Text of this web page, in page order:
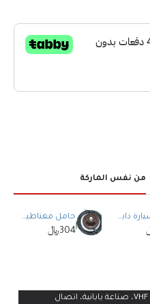
من نفس الماركة
أنتن سيارة دايموند Diamond M150GSA الأصلي للاتصال اللاسلكي VHF حامل مغناطيسي DIAMOND SPM355 مع كابل 5 أمتار
304﷼
Diamond M285S، هوائي دايموند، اريل VHF، صناعة يابانية، اتصال